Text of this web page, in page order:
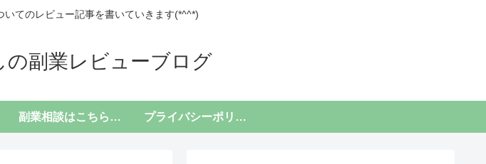
てのレビュー記事を書いていきます(*^^*)
副業レビューブログ
副業相談はこちらから プライバシーポリシー